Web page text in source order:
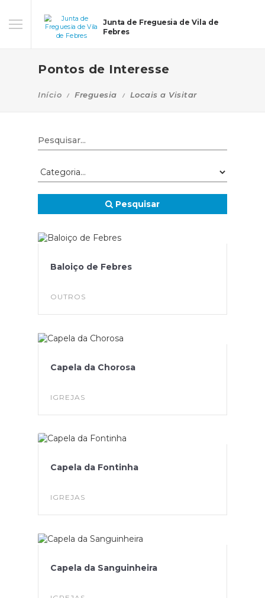
Junta de Freguesia de Vila de
Febres
Pontos de Interesse
Início Freguesia Locais a Visitar
Pesquisar
Baloiço de Febres
OUTROS
Capela da Chorosa
IGREJAS
Capela da Fontinha
IGREJAS
Capela da Sanguinheira